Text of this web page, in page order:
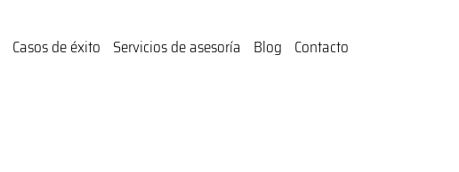
Casos de éxito Servicios de asesoría Blog Contacto